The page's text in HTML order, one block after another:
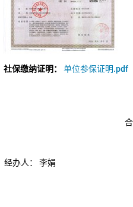
社保缴纳证明： 单位参保证明.pdf
经办人： 李娟